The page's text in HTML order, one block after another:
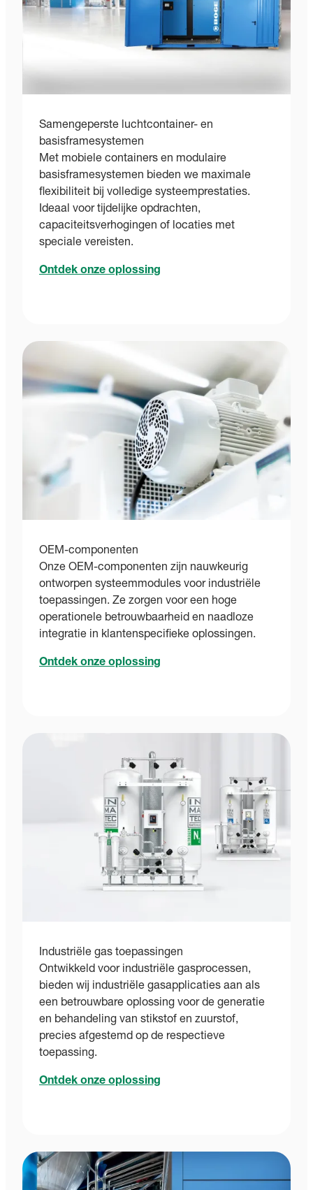
Samengeperste luchtcontainer- en
basisframesystemen
Met mobiele containers en modulaire
basisframesystemen bieden we maximale
flexibiliteit bij volledige systeemprestaties.
Ideaal voor tijdelijke opdrachten,
capaciteitsverhogingen of locaties met
speciale vereisten.
Ontdek onze oplossing
OEM-componenten
Onze OEM-componenten zijn nauwkeurig
ontworpen systeemmodules voor industriële
toepassingen. Ze zorgen voor een hoge
operationele betrouwbaarheid en naadloze
integratie in klantenspecifieke oplossingen.
Ontdek onze oplossing
Industriële gas toepassingen
Ontwikkeld voor industriële gasprocessen,
bieden wij industriële gasapplicaties aan als
een betrouwbare oplossing voor de generatie
en behandeling van stikstof en zuurstof,
precies afgestemd op de respectieve
toepassing.
Ontdek onze oplossing